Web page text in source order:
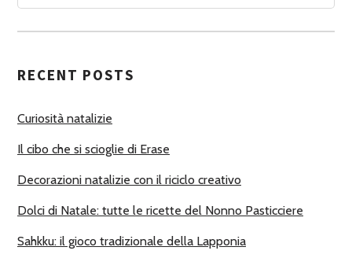
A
U
O
I
RECENT POSTS
Curiosità natalizie
Il cibo che si scioglie di Erase
Decorazioni natalizie con il riciclo creativo
Dolci di Natale: tutte le ricette del Nonno Pasticciere
Sahkku: il gioco tradizionale della Lapponia